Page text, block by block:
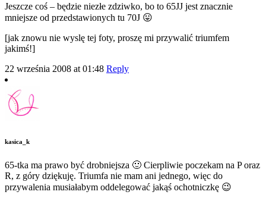
Jeszcze coś – będzie niezłe zdziwko, bo to 65JJ jest znacznie
mniejsze od przedstawionych tu 70J 😛
[jak znowu nie wyslę tej foty, proszę mi przywalić triumfem
jakimś!]
22 września 2008 at 01:48 Reply
kasica_k
65-tka ma prawo być drobniejsza 🙂 Cierpliwie poczekam na P oraz
R, z góry dziękuję. Triumfa nie mam ani jednego, więc do
przywalenia musiałabym oddelegować jakąś ochotniczkę 😉